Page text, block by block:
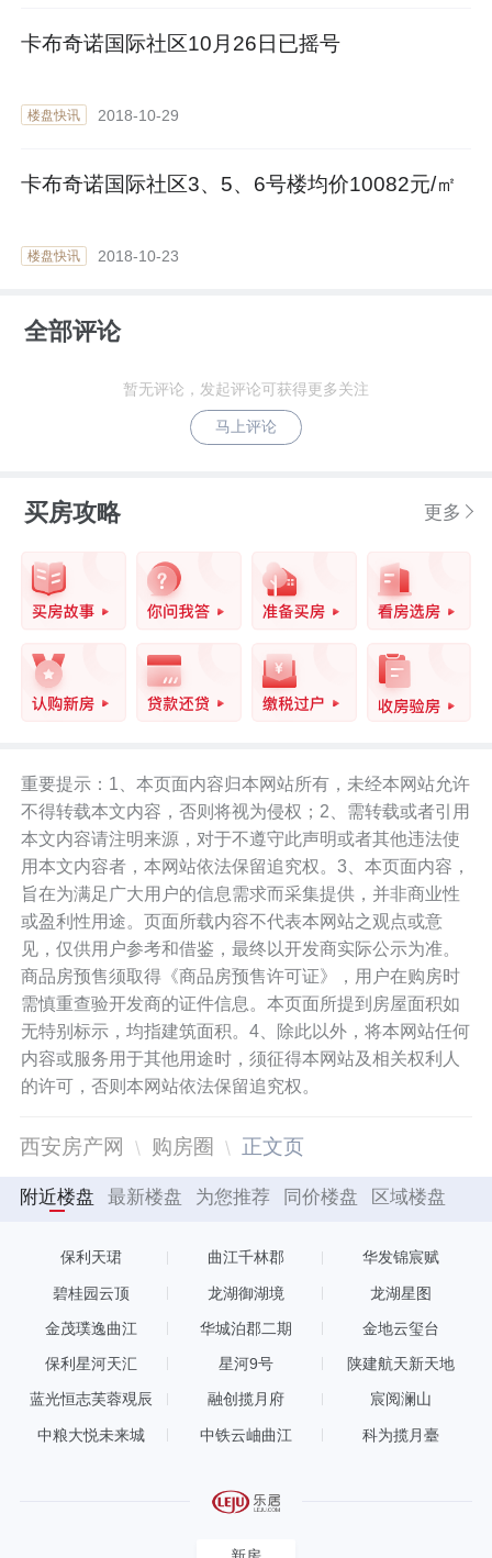
卡布奇诺国际社区10月26日已摇号
楼盘快讯 2018-10-29
卡布奇诺国际社区3、5、6号楼均价10082元/㎡
楼盘快讯 2018-10-23
全部评论
暂无评论，发起评论可获得更多关注
马上评论
买房攻略 更多
重要提示：1、本页面内容归本网站所有，未经本网站允许
不得转载本文内容，否则将视为侵权；2、需转载或者引用
本文内容请注明来源，对于不遵守此声明或者其他违法使
用本文内容者，本网站依法保留追究权。3、本页面内容，
旨在为满足广大用户的信息需求而采集提供，并非商业性
或盈利性用途。页面所载内容不代表本网站之观点或意
见，仅供用户参考和借鉴，最终以开发商实际公示为准。
商品房预售须取得《商品房预售许可证》，用户在购房时
需慎重查验开发商的证件信息。本页面所提到房屋面积如
无特别标示，均指建筑面积。4、除此以外，将本网站任何
内容或服务用于其他用途时，须征得本网站及相关权利人
的许可，否则本网站依法保留追究权。
西安房产网 购房圈 正文页
附近楼盘 最新楼盘 为您推荐 同价楼盘 区域楼盘
保利天珺 曲江千林郡 华发锦宸赋
碧桂园云顶 龙湖御湖境 龙湖星图
金茂璞逸曲江 华城泊郡二期 金地云玺台
保利星河天汇 星河9号 陕建航天新天地
蓝光恒志芙蓉覌辰 融创揽月府 宸阅澜山
中粮大悦未来城 中铁云岫曲江 科为揽月臺